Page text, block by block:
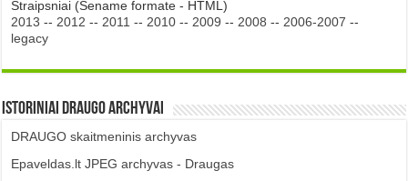
Straipsniai (Sename formate - HTML)
2013 -- 2012 -- 2011 -- 2010 -- 2009 -- 2008 -- 2006-2007 --
legacy
Istoriniai DRAUGO Archyvai
DRAUGO skaitmeninis archyvas
Epaveldas.lt JPEG archyvas - Draugas